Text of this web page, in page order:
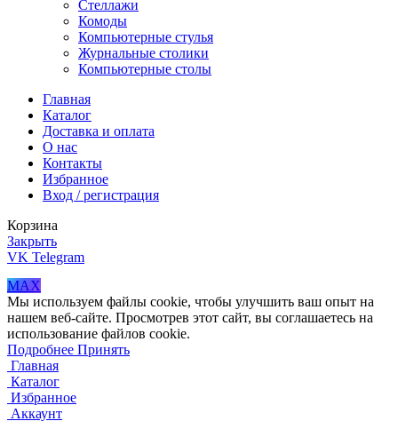
Стеллажи
Комоды
Компьютерные стулья
Журнальные столики
Компьютерные столы
Главная
Каталог
Доставка и оплата
О нас
Контакты
Избранное
Вход / регистрация
Корзина
Закрыть
VK Telegram
MAX
Мы используем файлы cookie, чтобы улучшить ваш опыт на
нашем веб-сайте. Просмотрев этот сайт, вы соглашаетесь на
использование файлов cookie.
Подробнее Принять
Главная
Каталог
Избранное
Аккаунт